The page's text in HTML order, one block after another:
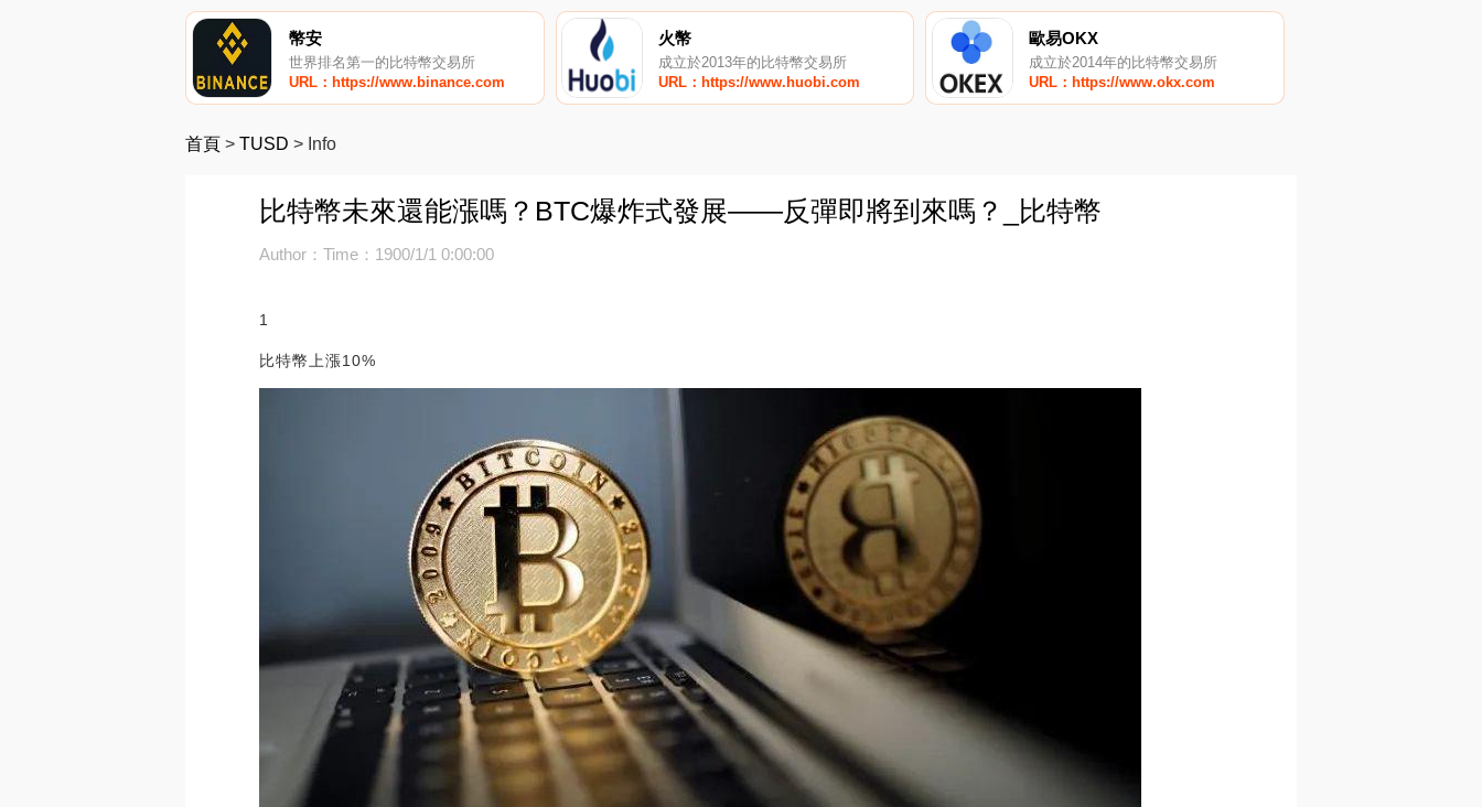
幣安
世界排名第一的比特幣交易所
URL：https://www.binance.com
火幣
成立於2013年的比特幣交易所
URL：https://www.huobi.com
歐易OKX
成立於2014年的比特幣交易所
URL：https://www.okx.com
首頁 > TUSD > Info
比特幣未來還能漲嗎？BTC爆炸式發展——反彈即將到來嗎？_比特幣
Author：Time：1900/1/1 0:00:00
1
比特幣上漲10%